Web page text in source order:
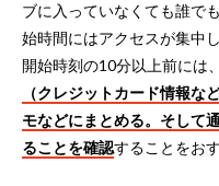
ブに入っていなくても誰で
始時間にはアクセスが集中
開始時刻の10分以上前には、
（クレジットカード情報な
モなどにまとめる。そして
ることを確認することをお